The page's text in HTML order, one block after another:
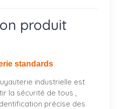
produit
standards
industrielle est
la sécurité de tous ,
précise des